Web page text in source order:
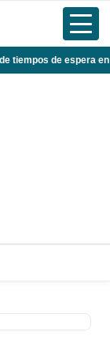
tiempos de espera